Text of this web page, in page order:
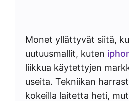
Monet yllättyvät siitä,
uutuusmallit, kuten
liikkua käytettyjen
useita. Tekniikan
kokeilla laitetta heti,